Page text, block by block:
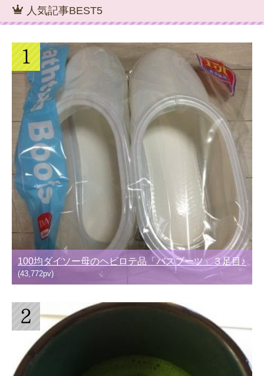
人気記事BEST5
100均ダイソー母のヘビロテ品「バスブーツ」３足目♪
(43,772pv)